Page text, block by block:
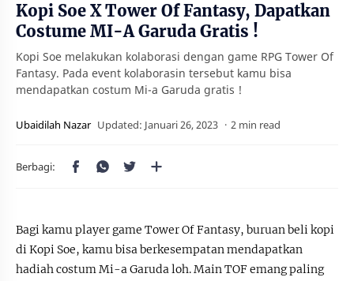
Kopi Soe X Tower Of Fantasy, Dapatkan
Costume MI-A Garuda Gratis !
Kopi Soe melakukan kolaborasi dengan game RPG Tower Of
Fantasy. Pada event kolaborasin tersebut kamu bisa
mendapatkan costum Mi-a Garuda gratis !
2 min read
Bagi kamu player game Tower Of Fantasy, buruan beli kopi
di Kopi Soe, kamu bisa berkesempatan mendapatkan
hadiah costum Mi-a Garuda loh. Main TOF emang paling